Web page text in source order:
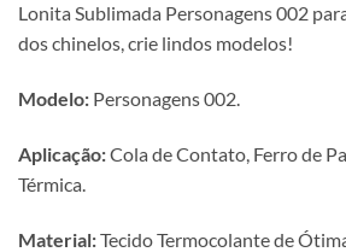
Lonita Sublimada Personagens 002
dos chinelos, crie lindos modelos!
Modelo: Personagens 002.
Aplicação:Cola de Contato, Ferro de
Térmica.
Material:Tecido Termocolante de